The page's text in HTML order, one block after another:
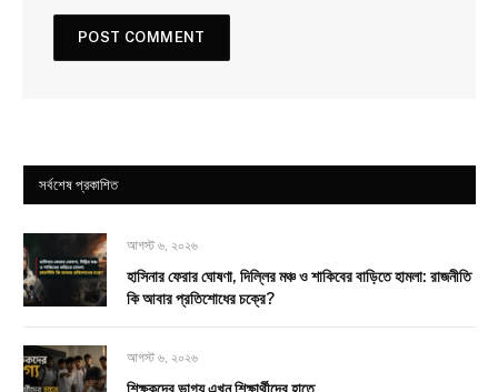
সর্বশেষ প্রকাশিত
আগস্ট ৬, ২০২৬
হাসিনার ফেরার ঘোষণা, দিল্লির মঞ্চ ও শাকিবের বাড়িতে হামলা: রাজনীতি
কি আবার প্রতিশোধের চক্রে?
আগস্ট ৬, ২০২৬